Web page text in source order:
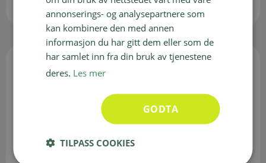
annonserings- og analysepartnere som
kan kombinere den med annen
informasjon du har gitt dem eller som de
har samlet inn fra din bruk av tjenestene
deres. Les mer
GODTA
TILPASS COOKIES